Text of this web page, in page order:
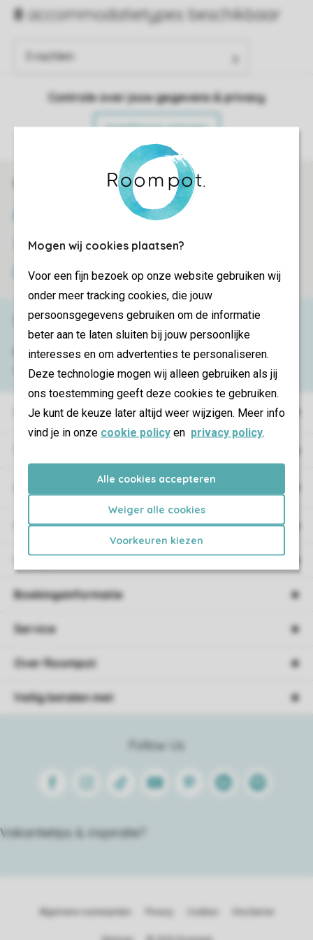
Mogen wij cookies plaatsen?
Voor een fijn bezoek op onze website gebruiken wij
onder meer tracking cookies, die jouw
persoonsgegevens gebruiken om de informatie
beter aan te laten sluiten bij jouw persoonlijke
interesses en om advertenties te personaliseren.
Deze technologie mogen wij alleen gebruiken als jij
ons toestemming geeft deze cookies te gebruiken.
Je kunt de keuze later altijd weer wijzigen. Meer info
vind je in onze cookie policy en privacy policy.
Alle cookies accepteren
Weiger alle cookies
Voorkeuren kiezen
Controle over jouw gegevens & privacy
Instellingen wijzigen
Veilig en snel online boeken
Veilige gegevensoverdracht
Veilige betaling
Vakantieparken
Campings
Vakantieverblijf
Verblijf
Service & contact
Bekijk deveelgestelde vragenof neem
contact op met het Contact Center .
Follow Us
FacebookInstagram
Tiktok Youtube PinterestLinkedinSpotify
Vakantietips & inspiratie?
Boekingsinformatie
Service
Over Roompot
Veilig betalen met